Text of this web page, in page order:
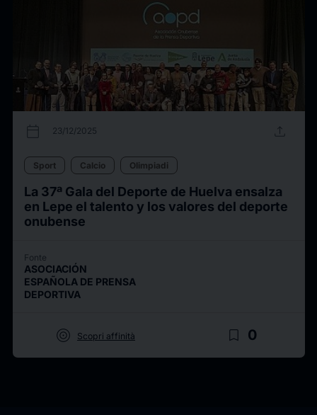
calendar_today 23/12/2025 upload
Sport Calcio Olimpiadi
La 37ª Gala del Deporte de Huelva ensalza
en Lepe el talento y los valores del deporte
onubense
Fonte
ASOCIACIÓN
ESPAÑOLA DE PRENSA
DEPORTIVA
target Scopri affinità bookmark_border 0